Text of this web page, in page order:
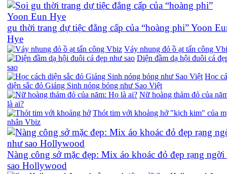
gu thời trang dự tiệc đẳng cấp của “hoàng phi” Yoon
Hye
Váy nhung đỏ ồ ạt tấn công
Diện đầm dạ hội đuôi cá
sao
Học
diện sắc đỏ Giáng Sinh nóng bỏng như Sao Việt
Nữ hoàng thảm đỏ của
là ai?
Thót tim với khoảng hở "kịch kim" của
nhân Vbiz
Nàng công sở mặc đẹp: Mix áo khoác đỏ đẹp rạng ngời
sao Hollywood